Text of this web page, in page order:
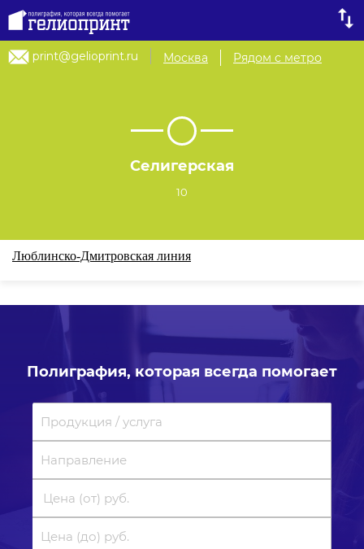
print@gelioprint.ru Москва Рядом с метро
Селигерская
10
Люблинско-Дмитровская линия
Полиграфия, которая всегда помогает